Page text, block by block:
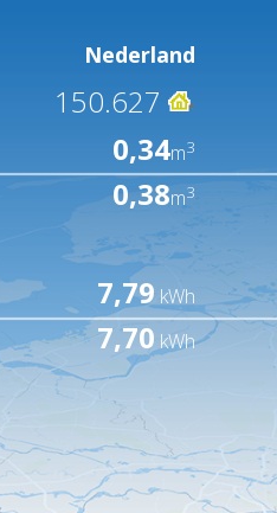
Nederland
150.627
0,34m3
0,38m3
7,79 kWh
7,70 kWh